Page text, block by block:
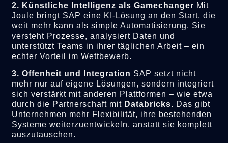
2. Künstliche Intelligenz als Gamechanger Mit
Joule bringt SAP eine KI-Lösung an den Start, die
weit mehr kann als simple Automatisierung. Sie
versteht Prozesse, analysiert Daten und
unterstützt Teams in ihrer täglichen Arbeit – ein
echter Vorteil im Wettbewerb.
3. Offenheit und Integration SAP setzt nicht
mehr nur auf eigene Lösungen, sondern integriert
sich verstärkt mit anderen Plattformen – wie etwa
durch die Partnerschaft mit Databricks. Das gibt
Unternehmen mehr Flexibilität, ihre bestehenden
Systeme weiterzuentwickeln, anstatt sie komplett
auszutauschen.